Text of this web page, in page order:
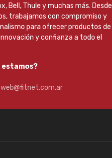
Bell, Thule y muchas más. Desde
trabajamos con compromiso y
para ofrecer productos de
y confianza a todo el
estamos?